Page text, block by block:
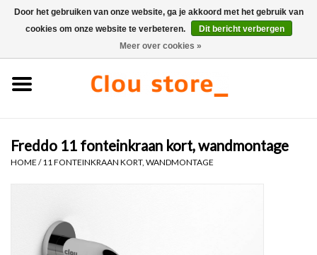
0 Artikelen - €0,00
Fonteinsets
Toiletten
Freddo 11 fonteinkraan kort, wandmontage
HOME /11 FONTEINKRAAN KORT, WANDMONTAGE
Door het gebruiken van onze website, ga je akkoord met het gebruik van
cookies om onze website te verbeteren.
Dit bericht verbergen
Meer over cookies »